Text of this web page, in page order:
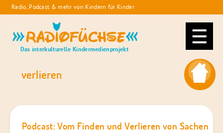
Skip
to
Radio, Podcast & mehr von Kindern für Kinder
Radiofüchse
Das interkulturelle Kindermedienprojekt
verlieren
Podcast: Vom Finden und Verlieren von Sachen